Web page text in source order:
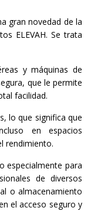
gran novedad de la
ELEVAH. Se trata
y máquinas de
que le permite
facilidad.
lo que significa que
en espacios
rendimiento.
especialmente para
de diversos
o almacenamiento
el acceso seguro y